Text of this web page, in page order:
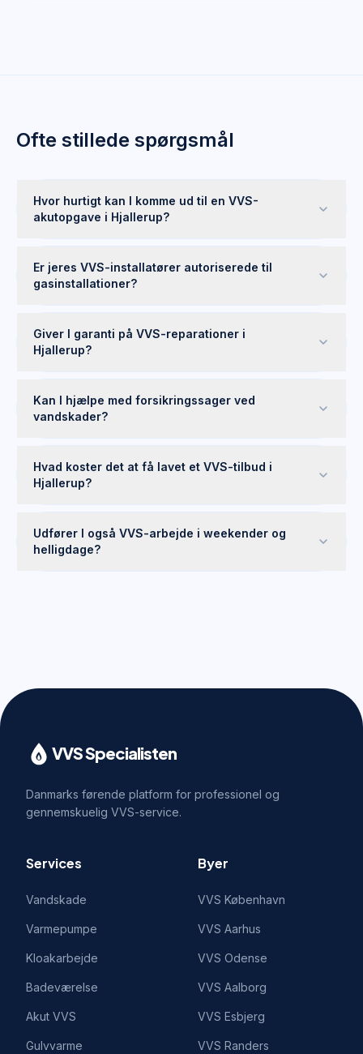
Ofte stillede spørgsmål
Hvor hurtigt kan I komme ud til en VVS-
akutopgave i Hjallerup?
Er jeres VVS-installatører autoriserede til
gasinstallationer?
Giver I garanti på VVS-reparationer i
Hjallerup?
Kan I hjælpe med forsikringssager ved
vandskader?
Hvad koster det at få lavet et VVS-tilbud i
Hjallerup?
Udfører I også VVS-arbejde i weekender og
helligdage?
VVS Specialisten
Danmarks førende platform for professionel og
gennemskuelig VVS-service.
Services
Vandskade
Varmepumpe
Kloakarbejde
Badeværelse
Akut VVS
Gulvvarme
Byer
VVS København
VVS Aarhus
VVS Odense
VVS Aalborg
VVS Esbjerg
VVS Randers